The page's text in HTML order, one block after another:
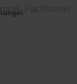
Fachmarkt